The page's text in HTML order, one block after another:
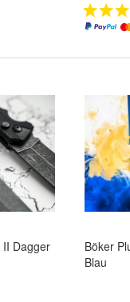
II Dagger
Böker
Blau